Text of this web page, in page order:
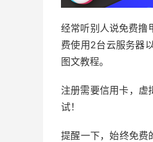
经常听别人说免费撸
费使用2台云服务器
图文教程。
注册需要信用卡，虚
试！
提醒一下，始终免费